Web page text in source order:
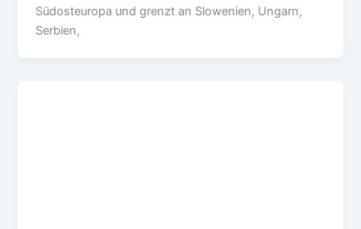
Südosteuropa und grenzt an Slowenien, Ungarn,
Serbien,